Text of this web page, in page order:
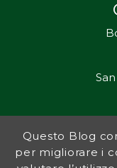
Inorto.org è dal 2011
fornisce preziosi
Questo Blog
per migliorare i